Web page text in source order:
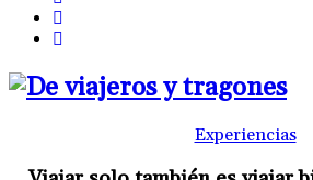
Experiencias